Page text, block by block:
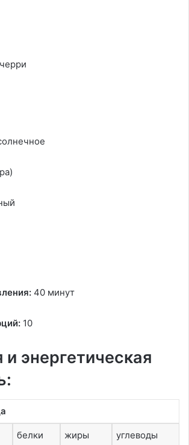
40 минут
10
энергетическая
белки жиры углеводы